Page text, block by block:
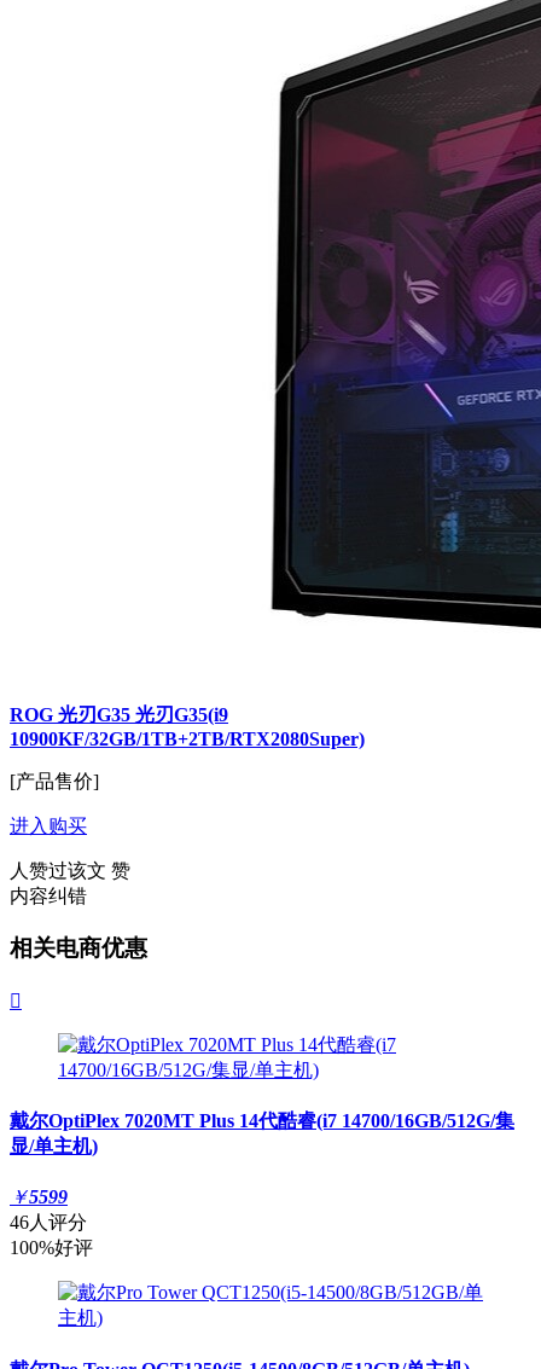
ROG 光刃G35 光刃G35(i9
10900KF/32GB/1TB+2TB/RTX2080Super)
[产品售价]
进入购买
人赞过该文 赞
内容纠错
相关电商优惠

戴尔OptiPlex 7020MT Plus 14代酷睿(i7 14700/16GB/512G/集
显/单主机)
￥5599
46人评分
100%好评